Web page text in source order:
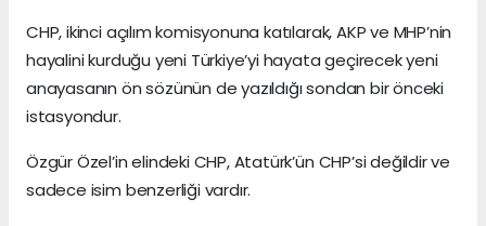
CHP, ikinci açılım komisyonuna katılarak, AKP ve MHP’nin
hayalini kurduğu yeni Türkiye’yi hayata geçirecek yeni
anayasanın ön sözünün de yazıldığı sondan bir önceki
istasyondur.
Özgür Özel’in elindeki CHP, Atatürk’ün CHP’si değildir ve
sadece isim benzerliği vardır.